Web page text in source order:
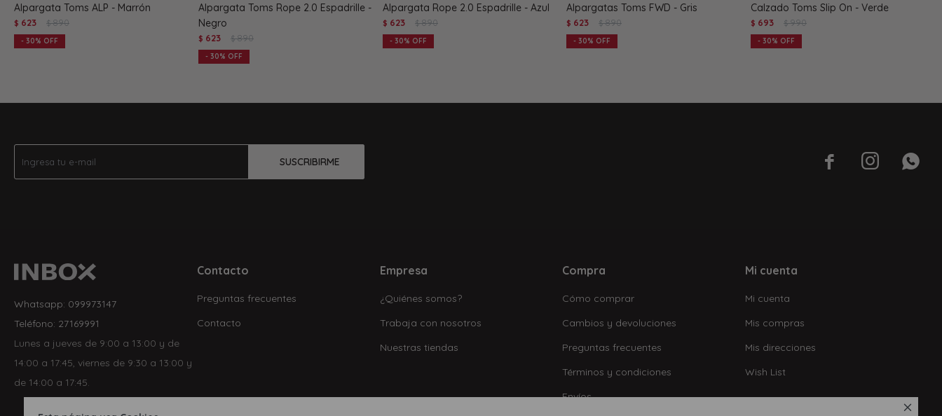

Alpargata Toms ALP - Marrón
$ 623 $ 890
30
Alpargata Toms Rope 2.0 Espadrille -
Negro
$ 623 $ 890
30
Alpargata Rope 2.0 Espadrille - Azul
$ 623 $ 890
30
Alpargatas Toms FWD - Gris
$ 623 $ 890
30
Calzado Toms Slip On - Verde
$ 693 $ 990
30
SUSCRIBIRME   
Whatsapp: 099973147
Teléfono: 27169991
Lunes a jueves de 9:00 a 13:00 y de
14:00 a 17:45, viernes de 9:30 a 13:00 y
de 14:00 a 17:45.
Contacto
Preguntas frecuentes
Contacto
Empresa
¿Quiénes somos?
Trabaja con nosotros
Nuestras tiendas
Compra
Cómo comprar
Cambios y devoluciones
Preguntas frecuentes
Términos y condiciones
Envíos
Mi cuenta
Mi cuenta
Mis compras
Mis direcciones
Wish List